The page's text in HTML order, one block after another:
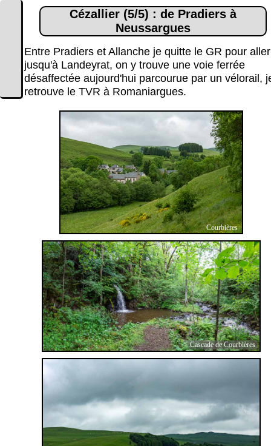
Cézallier (5/5) : de Pradiers à
Neussargues
Entre Pradiers et Allanche je quitte le GR pour aller
jusqu'à Landeyrat, on y trouve une voie ferrée
désaffectée aujourd'hui parcourue par un vélorail,
retrouve le TVR à Romaniargues.
Courbières
Cascade de Courbières